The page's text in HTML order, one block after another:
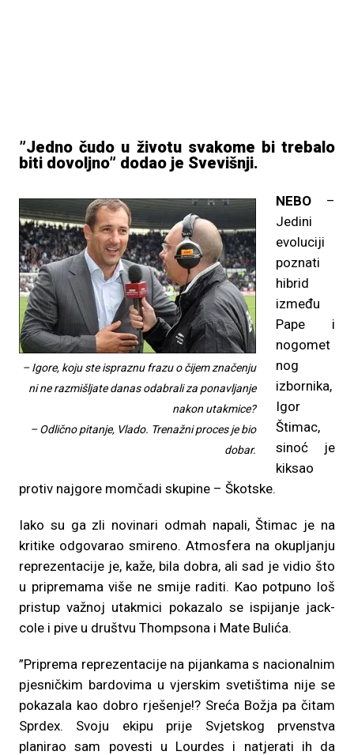
”Jedno čudo u životu svakome bi trebalo
biti dovoljno” dodao je Svevišnji.
– Igore, koju ste ispraznu frazu o čijem značenju
ni ne razmišljate danas odabrali za ponavljanje
nakon utakmice?
– Odlično pitanje, Vlado. Trenažni proces je bio
dobar.
NEBO –
Jedini
evoluciji
poznati
hibrid
između
Pape i
nogomet
nog
izbornika,
Igor
Štimac,
sinoć je
kiksao
protiv najgore momčadi skupine – Škotske.
Iako su ga zli novinari odmah napali, Štimac je na
kritike odgovarao smireno. Atmosfera na okupljanju
reprezentacije je, kaže, bila dobra, ali sad je vidio što
u pripremama više ne smije raditi. Kao potpuno loš
pristup važnoj utakmici pokazalo se ispijanje jack-
cole i pive u društvu Thompsona i Mate Bulića.
”Priprema reprezentacije na pijankama s nacionalnim
pjesničkim bardovima u vjerskim svetištima nije se
pokazala kao dobro rješenje!? Sreća Božja pa čitam
Sprdex. Svoju ekipu prije Svjetskog prvenstva
planirao sam povesti u Lourdes i natjerati ih da